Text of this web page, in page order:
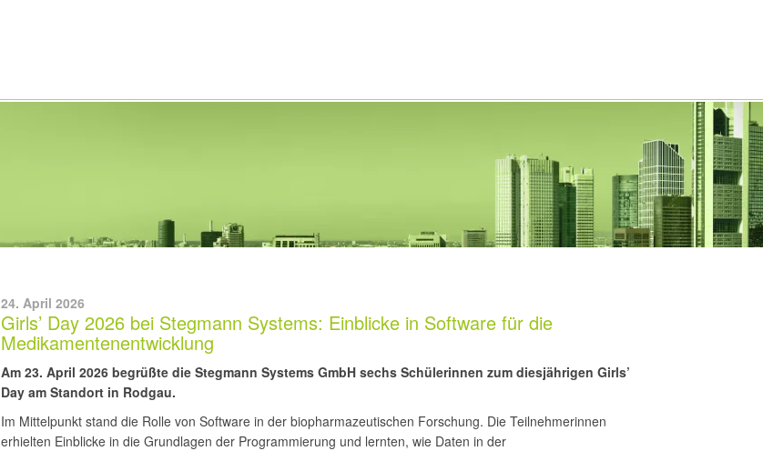
24. April 2026
Girls’ Day 2026 bei Stegmann Systems: Einblicke in Software für die
Medikamentenentwicklung
Am 23. April 2026 begrüßte die Stegmann Systems GmbH sechs Schülerinnen zum diesjährigen Girls’
Day am Standort in Rodgau.
Im Mittelpunkt stand die Rolle von Software in der biopharmazeutischen Forschung. Die Teilnehmerinnen
erhielten Einblicke in die Grundlagen der Programmierung und lernten, wie Daten in der